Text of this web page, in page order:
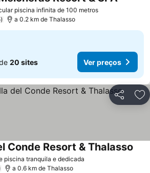
piscina infinita de 100 metros
a 0.2 km de Thalasso
20 sites Ver preços
Partilhar
piscina tranquila e dedicada
Conde Resort & Thalasso
a 0.6 km de Thalasso